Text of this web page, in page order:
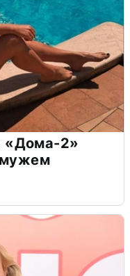
«Дома-2»
мужем